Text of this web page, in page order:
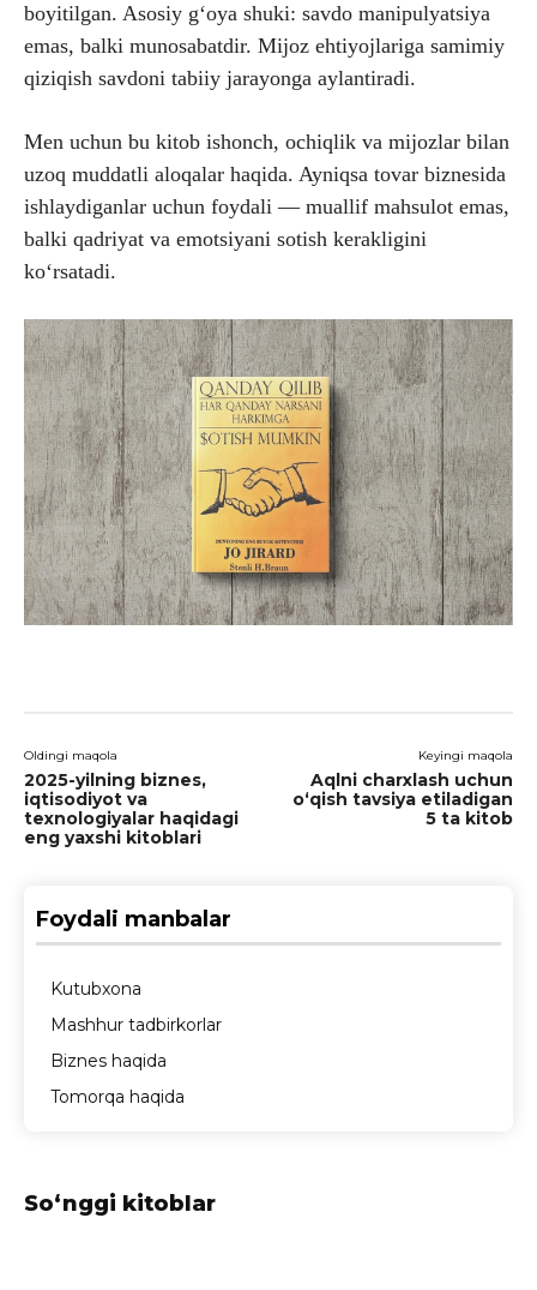
boyitilgan. Asosiy g‘oya shuki: savdo manipulyatsiya
emas, balki munosabatdir. Mijoz ehtiyojlariga samimiy
qiziqish savdoni tabiiy jarayonga aylantiradi.
Men uchun bu kitob ishonch, ochiqlik va mijozlar bilan
uzoq muddatli aloqalar haqida. Ayniqsa tovar biznesida
ishlaydiganlar uchun foydali — muallif mahsulot emas,
balki qadriyat va emotsiyani sotish kerakligini
ko‘rsatadi.
Oldingi maqola
2025-yilning biznes,
iqtisodiyot va
texnologiyalar haqidagi
eng yaxshi kitoblari
Keyingi maqola
Aqlni charxlash uchun
oʻqish tavsiya etiladigan
5 ta kitob
Foydali manbalar
Kutubxona
Mashhur tadbirkorlar
Biznes haqida
Tomorqa haqida
So‘nggi kitoblar